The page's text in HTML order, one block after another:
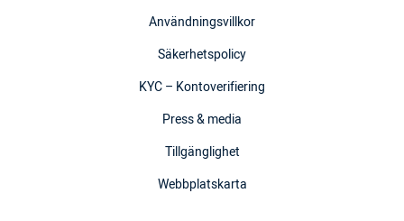
Användningsvillkor
Säkerhetspolicy
KYC – Kontoverifiering
Press & media
Tillgänglighet
Webbplatskarta